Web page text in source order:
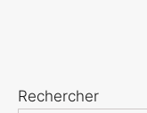
Rechercher